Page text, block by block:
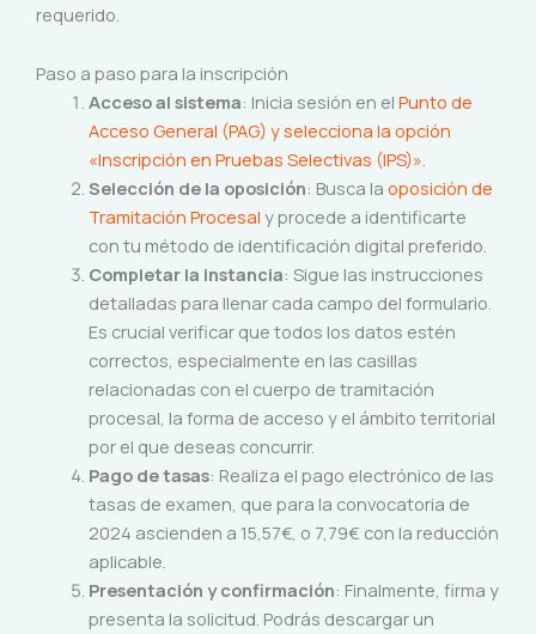
requerido.
Paso a paso para la inscripción
Acceso al sistema: Inicia sesión en el Punto de
Acceso General (PAG) y selecciona la opción
«Inscripción en Pruebas Selectivas (IPS)».
Selección de la oposición: Busca la oposición de
Tramitación Procesal y procede a identificarte
con tu método de identificación digital preferido.
Completar la instancia: Sigue las instrucciones
detalladas para llenar cada campo del formulario.
Es crucial verificar que todos los datos estén
correctos, especialmente en las casillas
relacionadas con el cuerpo de tramitación
procesal, la forma de acceso y el ámbito territorial
por el que deseas concurrir.
Pago de tasas: Realiza el pago electrónico de las
tasas de examen, que para la convocatoria de
2024 ascienden a 15,57€, o 7,79€ con la reducción
aplicable.
Presentación y confirmación: Finalmente, firma y
presenta la solicitud. Podrás descargar un